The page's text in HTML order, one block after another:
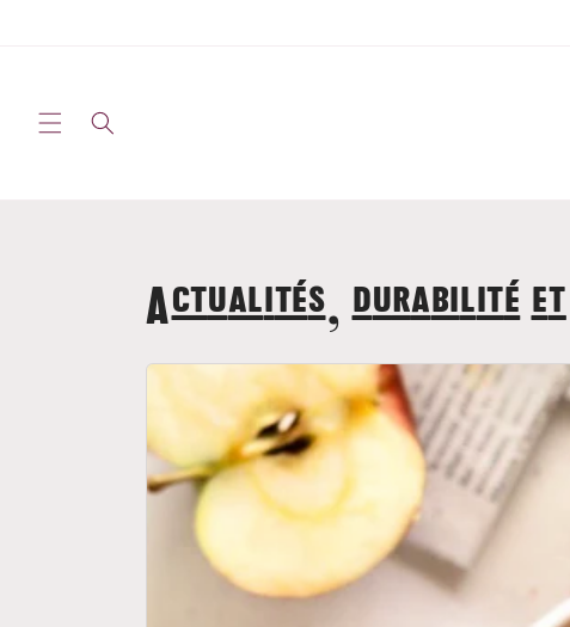
Actualités, durabilité